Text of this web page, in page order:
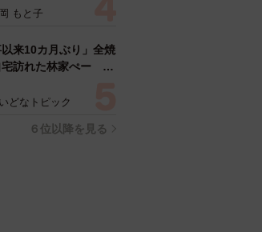
刻み… 「大学生で
もと子
以来10カ月ぶり」全焼
宅訪れた林家ぺー 内
部屋に呆然
どなトピック
６位以降を見る